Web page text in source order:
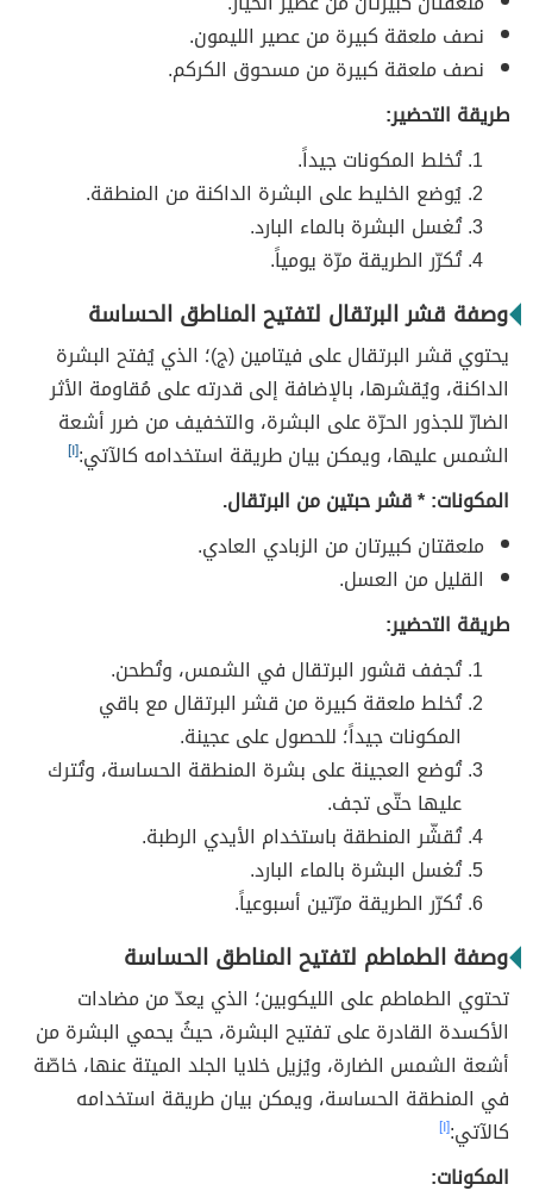
نصف ملعقة كبيرة من عصير الليمون.
نصف ملعقة كبيرة من مسحوق الكركم.
طريقة التحضير:
تُخلط المكونات جيداً.
يُوضع الخليط على البشرة الداكنة من المنطقة.
تُغسل البشرة بالماء البارد.
تُكرّر الطريقة مرّة يومياً.
وصفة قشر البرتقال لتفتيح المناطق الحساسة
يحتوي قشر البرتقال على فيتامين (ج)؛ الذي يُفتح البشرة
الداكنة، ويُقشرها، بالإضافة إلى قدرته على مُقاومة الأثر
الضارّ للجذور الحرّة على البشرة، والتخفيف من ضرر أشعة
الشمس عليها، ويمكن بيان طريقة استخدامه كالآتي:[١]
المكونات:*قشر حبتين من البرتقال.
ملعقتان كبيرتان من الزبادي العادي.
القليل من العسل.
طريقة التحضير:
تُجفف قشور البرتقال في الشمس، وتُطحن.
تُخلط ملعقة كبيرة من قشر البرتقال مع باقي
المكونات جيداً؛ للحصول على عجينة.
تُوضع العجينة على بشرة المنطقة الحساسة، وتُترك
عليها حتّى تجف.
تُقشّر المنطقة باستخدام الأيدي الرطبة.
تُغسل البشرة بالماء البارد.
تُكرّر الطريقة مرّتين أسبوعياً.
وصفة الطماطم لتفتيح المناطق الحساسة
تحتوي الطماطم على الليكوبين؛ الذي يعدّ من مضادات
الأكسدة القادرة على تفتيح البشرة، حيثُ يحمي البشرة من
أشعة الشمس الضارة، ويُزيل خلايا الجلد الميتة عنها، خاصّة
في المنطقة الحساسة، ويمكن بيان طريقة استخدامه
كالآتي:[١]
المكونات: